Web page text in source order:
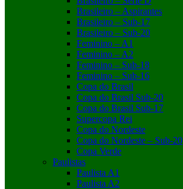
Brasileiro – Aspirantes
Brasileiro – Sub-17
Brasileiro – Sub-20
Feminino – A1
Feminino – A2
Feminino – Sub-18
Feminino – Sub-16
Copa do Brasil
Copa do Brasil Sub-20
Copa do Brasil Sub-17
Supercopa Rei
Copa do Nordeste
Copa do Nordeste – Sub-20
Copa Verde
Paulistas
Paulista A1
Paulista A2